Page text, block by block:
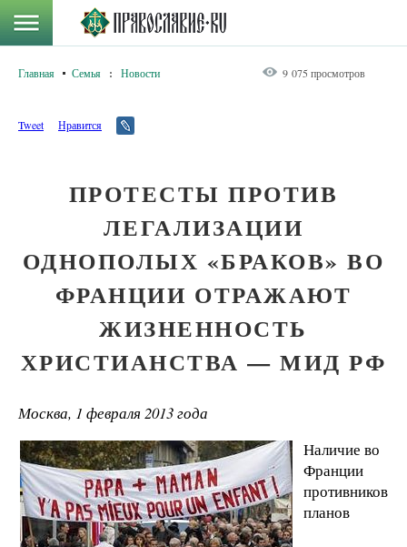
Главная Семья : Новости 9 075 просмотров
Tweet Нравится
ПРОТЕСТЫ ПРОТИВ
ЛЕГАЛИЗАЦИИ
ОДНОПОЛЫХ «БРАКОВ» ВО
ФРАНЦИИ ОТРАЖАЮТ
ЖИЗНЕННОСТЬ
ХРИСТИАНСТВА — МИД РФ
Москва, 1 февраля 2013 года
Наличие во
Франции
противников
планов